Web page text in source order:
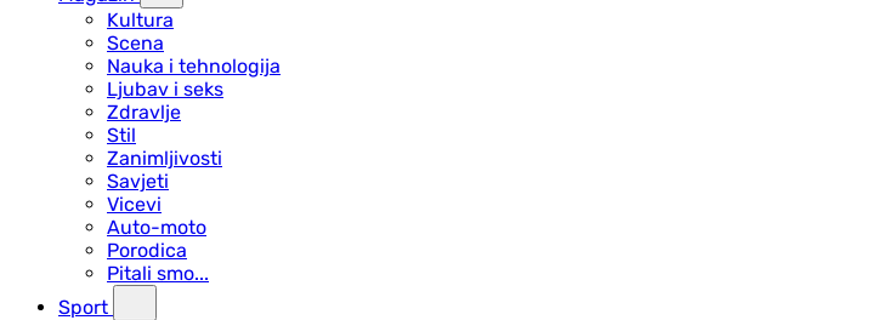
Kultura
Scena
Nauka i tehnologija
Ljubav i seks
Zdravlje
Stil
Zanimljivosti
Savjeti
Vicevi
Auto-moto
Porodica
Pitali smo...
Sport